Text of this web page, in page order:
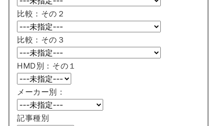
比較：その２
比較：その３
HMD別：その１
メーカー別：
記事種別